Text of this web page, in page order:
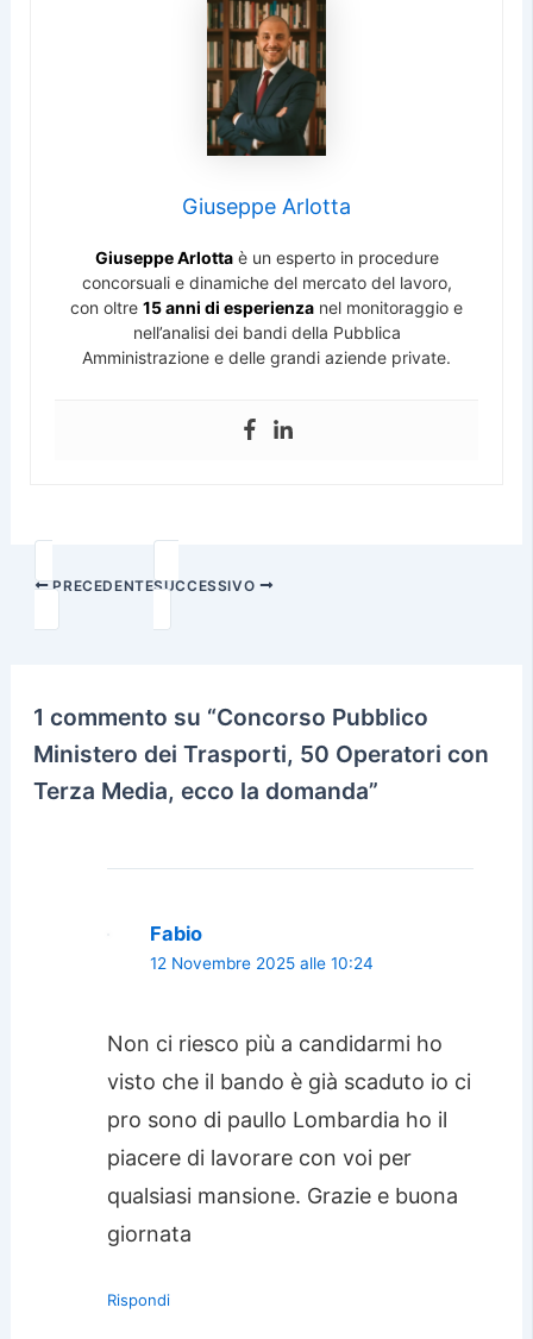
Giuseppe Arlotta
Giuseppe Arlottaè un esperto in procedure
concorsuali e dinamiche del mercato del lavoro,
con oltre 15 anni di esperienza nel monitoraggio e
nell’analisi dei bandi della Pubblica
Amministrazione e delle grandi aziende private.
PRECEDENTESUCCESSIVO
1 commento su “Concorso Pubblico
Ministero dei Trasporti, 50 Operatori con
Terza Media, ecco la domanda”
Fabio
12 Novembre 2025 alle 10:24
Non ci riesco più a candidarmi ho
visto che il bando è già scaduto io ci
pro sono di paullo Lombardia ho il
piacere di lavorare con voi per
qualsiasi mansione. Grazie e buona
giornata
Rispondi